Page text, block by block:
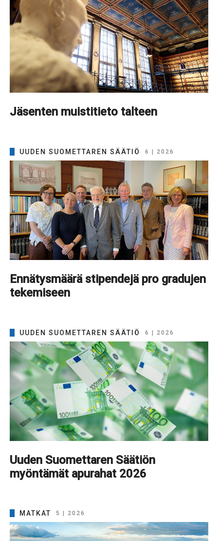
Jäsenten muistitieto talteen
UUDEN SUOMETTAREN SÄÄTIÖ 6 | 2026
Ennätysmäärä stipendejä pro gradujen
tekemiseen
UUDEN SUOMETTAREN SÄÄTIÖ 6 | 2026
Uuden Suomettaren Säätiön
myöntämät apurahat 2026
MATKAT 5 | 2026